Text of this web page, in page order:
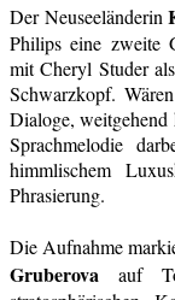
Der Neuseeländerin
Philips eine zweite
mit Cheryl Studer
Schwarzkopf.
Dialoge, weitgehend
Sprachmelodie
himmlischem
Phrasierung.
Die Aufnahme
Gruberova auf